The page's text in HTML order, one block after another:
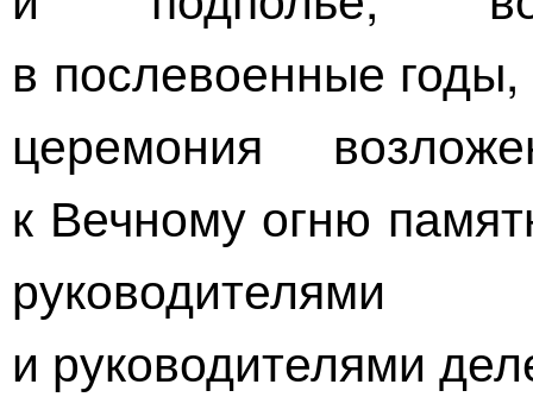
в послевоенные
церемония
к Вечному огню
и руководителями